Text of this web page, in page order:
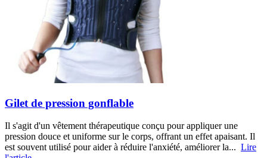
Gilet de pression gonflable
Il s'agit d'un vêtement thérapeutique conçu pour appliquer une
pression douce et uniforme sur le corps, offrant un effet apaisant. Il
est souvent utilisé pour aider à réduire l'anxiété, améliorer la... Lire